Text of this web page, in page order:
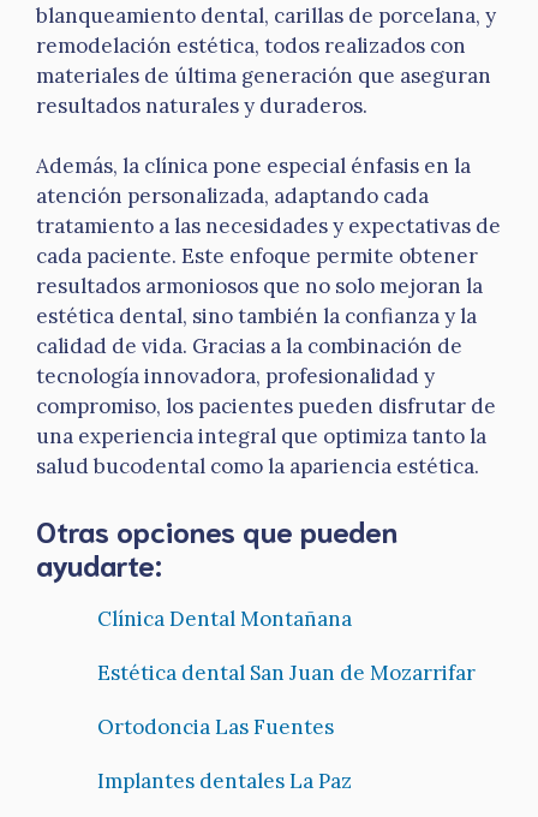
blanqueamiento dental, carillas de porcelana, y
remodelación estética, todos realizados con
materiales de última generación que aseguran
resultados naturales y duraderos.
Además, la clínica pone especial énfasis en la
atención personalizada, adaptando cada
tratamiento a las necesidades y expectativas de
cada paciente. Este enfoque permite obtener
resultados armoniosos que no solo mejoran la
estética dental, sino también la confianza y la
calidad de vida. Gracias a la combinación de
tecnología innovadora, profesionalidad y
compromiso, los pacientes pueden disfrutar de
una experiencia integral que optimiza tanto la
salud bucodental como la apariencia estética.
Otras opciones que pueden
ayudarte:
Clínica Dental Montañana
Estética dental San Juan de Mozarrifar
Ortodoncia Las Fuentes
Implantes dentales La Paz